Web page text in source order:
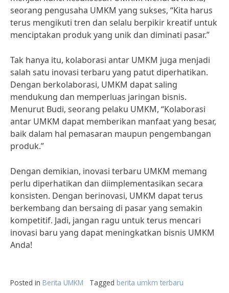
seorang pengusaha UMKM yang sukses, “Kita harus
terus mengikuti tren dan selalu berpikir kreatif untuk
menciptakan produk yang unik dan diminati pasar.”
Tak hanya itu, kolaborasi antar UMKM juga menjadi
salah satu inovasi terbaru yang patut diperhatikan.
Dengan berkolaborasi, UMKM dapat saling
mendukung dan memperluas jaringan bisnis.
Menurut Budi, seorang pelaku UMKM, “Kolaborasi
antar UMKM dapat memberikan manfaat yang besar,
baik dalam hal pemasaran maupun pengembangan
produk.”
Dengan demikian, inovasi terbaru UMKM memang
perlu diperhatikan dan diimplementasikan secara
konsisten. Dengan berinovasi, UMKM dapat terus
berkembang dan bersaing di pasar yang semakin
kompetitif. Jadi, jangan ragu untuk terus mencari
inovasi baru yang dapat meningkatkan bisnis UMKM
Anda!
Posted in Berita UMKM Tagged berita umkm terbaru